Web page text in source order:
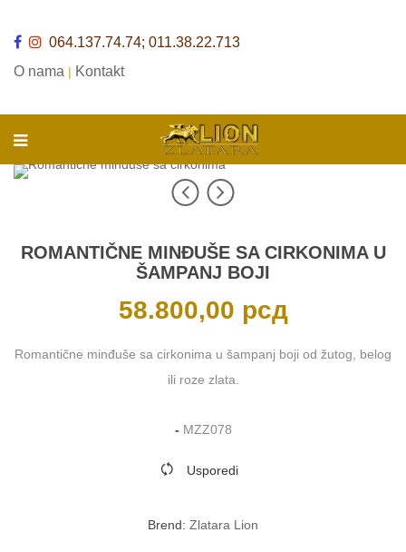
064.137.74.74; 011.38.22.713
O nama | Kontakt
ROMANTIČNE MINĐUŠE SA CIRKONIMA U
ŠAMPANJ BOJI
58.800,00 рсд
Romantične minđuše sa cirkonima u šampanj boji od žutog, belog
ili roze zlata.
- MZZ078
Usporedi
Brend: Zlatara Lion